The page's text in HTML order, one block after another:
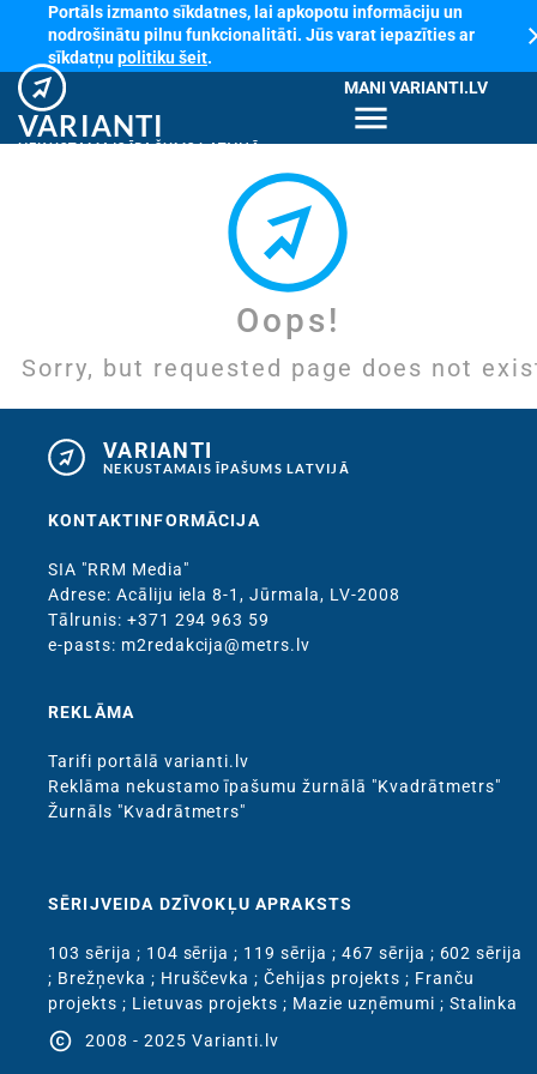
Portāls izmanto sīkdatnes, lai apkopotu informāciju un
nodrošinātu pilnu funkcionalitāti. Jūs varat iepazīties ar
sīkdatņupolitiku šeit.
VARIANTI
NEKUSTAMAIS ĪPAŠUMS LATVIJĀ
MANI VARIANTI.LV
menu
Oops!
Sorry, but requested page does not
VARIANTI
NEKUSTAMAIS ĪPAŠUMS LATVIJĀ
KONTAKTINFORMĀCIJA
SIA "RRM Media"
Adrese: Acāliju iela 8-1, Jūrmala, LV-2008
Тālrunis: +371 294 963 59
e-pasts: m2redakcija@metrs.lv
REKLĀMA
Tarifi portālā varianti.lv
Reklāma nekustamo īpašumu žurnālā "Kvadrātmetrs"
Žurnāls "Kvadrātmetrs"
SĒRIJVEIDA DZĪVOKĻU APRAKSTS
103 sērija ; 104 sērija ; 119 sērija ; 467 sērija ; 602 sērija
; Brežņevka ; Hruščevka ;Čehijas projekts ; Franču
projekts ; Lietuvas projekts ; Mazie uzņēmumi ; Stalinka
copyright 2008 - 2025 Varianti.lv